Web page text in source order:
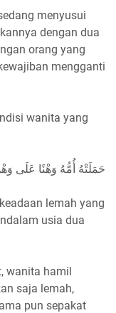
menyusui
dengan dua
orang yang
mengganti
wanita yang
حَمَلَتْهُ أُمُّهُ وَهْنًا عَلَى
lemah yang
usia dua
wanita hamil
saja lemah,
pun sepakat